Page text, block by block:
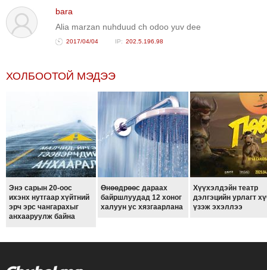
bara
Alia marzan nuhduud ch odoo yuv dee
2017/04/04 202.5.196.98
ХОЛБООТОЙ МЭДЭЭ
Энэ сарын 20-оос
ихэнх нутгаар хүйтний
эрч эрс чангарахыг
анхааруулж байна
Өнөөдрөөс дараах
байршлуудад 12 хоног
халуун ус хязгаарлана
Хүүхэлдэйн театр
дэлгэцийн урлагт
үзэж эхэллээ